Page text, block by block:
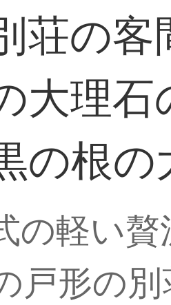
荘の
大理
の根
の軽い
形の